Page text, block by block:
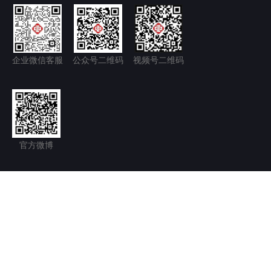
企业微信客服 公众号二维码 视频号二维码
官方微博